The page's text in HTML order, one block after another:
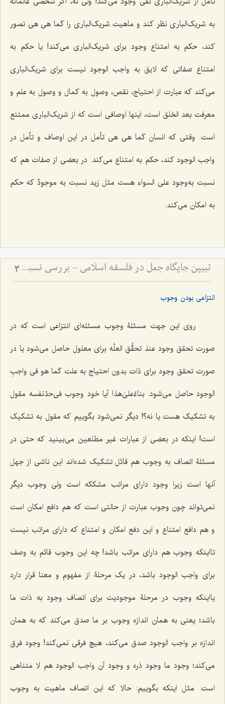
به شریک‌الباری نظر کند و ماهیت شریک‌الباری راکَما هی هی تصور
کند، حکم به امتناع وجود برای شریک‌الباری می‌کند! یا حکم به
امتناع صفاتی که لایق به واجب الوجود نیست برای شریک‌الباری
می‌کند که عبارت از احتیاج، نقص، وصول به کمال و وصول به علم و
معرفت بعد الخلق است، اینها اوصافی است که از شریک‌الباری ممتنع
است. وقتی که انسانکَما هی هی تأمل در این اوصاف و تأمل در
واجب الوجود کند، حکم به امتناع می‌کند. در بعضی از صفات هم که
نسبت به‌وجود علی السواء هست مثل زید نسبت به موجودٌ که حکم
به امکان می‌کند.
تبیین جایگاه جعل در فلسفه اسلامی - بررسی نسبت میان اراده الهی و ماهیت اشیاء 3
انتزاعی بودن وجوب
روی این جهت مسئلۀ وجوب مسئله‌ای انتزاعی است که در
صورت تحقق وجود عندَ تحقُّقِ العلَّه برای معلول حاصل می‌شود یا در
صورت تحقق وجود برای ذات بدون احتیاج به علت کَما هو فی واجبِ
الوجود حاصل می‌شود. بناءًعلیٰ‌هذا آیا خود وجوب فی‌حدّنفسه مقول
به تشکیک هست یا نه؟! دیگر نمی‌شود بگوییم که مقول به تشکیک
است! اینکه در بعضی از عبارات غیر مطلعین می‌بینید که حتی در
مسئلۀ اتصاف به وجوب هم قائل تشکیک شده‌اند این ناشی از جهل
آنها است زیرا وجود دارای مراتب مشککه است ولی وجوب دیگر
نمی‌تواند چون وجوب عبارت از حالتی است که هم دافع امکان است
و هم دافع امتناع و این دفع امکان و امتناع که دارای مراتب نیست
تااینکه وجوب هم دارای مراتب باشد! چه این وجوب قائم به وصف
برای واجب الوجود باشد، در یک مرحلۀ از مفهوم و معنا قرار دارد
یااینکه وجوب در مرحلۀ موجودیت برای اتصاف وجود به ذات ما
باشد؛ یعنی به همان اندازه وجوب بر ما صدق می‌کند که به همان
اندازه بر واجب الوجود صدق می‌کند، هیچ فرقی نمی‌کند! وجود فرق
می‌کند؛ وجود ما وجود ذره و وجود آن واجب الوجود هم لا متناهی
است. مثل اینکه بگوییم: حالا که این اتصاف ماهیت به وجوب